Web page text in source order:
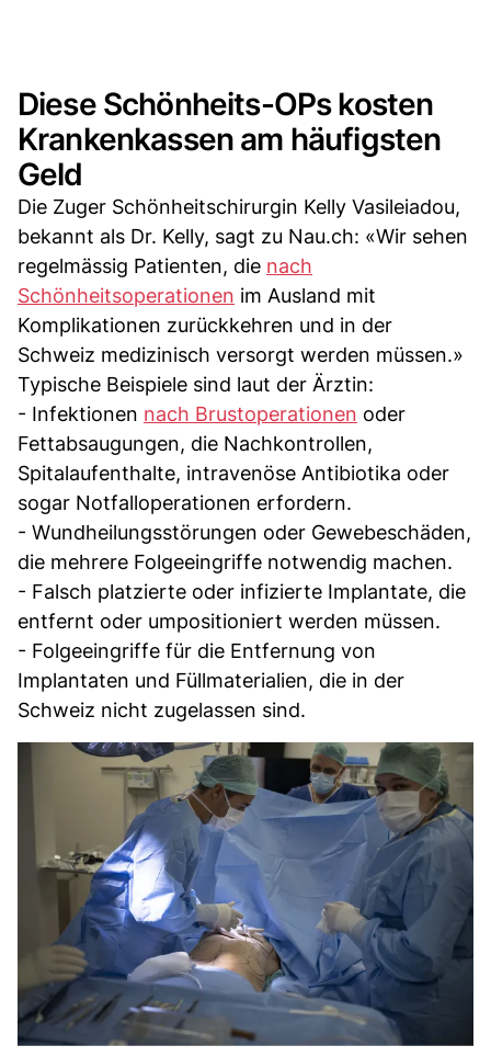
Diese Schönheits-OPs kosten
Krankenkassen am häufigsten
Geld
Die Zuger Schönheitschirurgin Kelly Vasileiadou,
bekannt als Dr. Kelly, sagt zu Nau.ch: «Wir sehen
regelmässig Patienten, die nach
Schönheitsoperationen im Ausland mit
Komplikationen zurückkehren und in der
Schweiz medizinisch versorgt werden müssen.»
Typische Beispiele sind laut der Ärztin:
- Infektionen nach Brustoperationen oder
Fettabsaugungen, die Nachkontrollen,
Spitalaufenthalte, intravenöse Antibiotika oder
sogar Notfalloperationen erfordern.
- Wundheilungsstörungen oder Gewebeschäden,
die mehrere Folgeeingriffe notwendig machen.
- Falsch platzierte oder infizierte Implantate, die
entfernt oder umpositioniert werden müssen.
- Folgeeingriffe für die Entfernung von
Implantaten und Füllmaterialien, die in der
Schweiz nicht zugelassen sind.